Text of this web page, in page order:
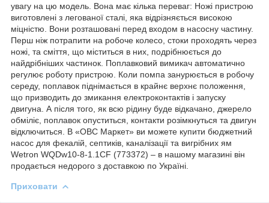
увагу на цю модель. Вона має кілька переваг: Ножі пристрою
виготовлені з легованої сталі, яка відрізняється високою
міцністю. Вони розташовані перед входом в насосну частину.
Перш ніж потрапити на робоче колесо, стоки проходять через
ножі, та сміття, що міститься в них, подрібнюється до
найдрібніших частинок. Поплавковий вимикач автоматично
регулює роботу пристрою. Коли помпа занурюється в робочу
середу, поплавок піднімається в крайнє верхнє положення,
що призводить до змикання електроконтактів і запуску
двигуна. А після того, як всю рідину буде відкачано, джерело
обміліє, поплавок опуститься, контакти розімкнуться та двигун
відключиться. В «ОВС Маркет» ви можете купити бюджетний
насос для фекалій, септиків, каналізації та вигрібних ям
Wetron WQDw10-8-1.1CF (773372) – в нашому магазині він
продається недорого з доставкою по Україні.
Приховати